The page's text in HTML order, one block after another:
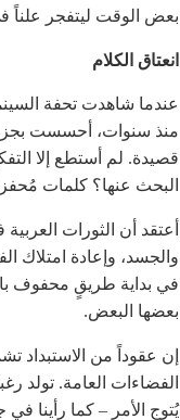
بعض الوقت ليتفجر علناً
انعتاق الكلام
عندما شاهدت تحفة
منذ سنوات، أحسست
قصيدة. لم أستطع إلا
البحث عنها؟ كلمات
أعتقد أن الثورات
والجسد، وإعادة امتلاك
في بداية طريقٍ محفوف
بعضها البعض.
إن عقوداً من الاستبداد
الفضاءات العامة. تولد
يُتوج الأمر – كما رأينا في